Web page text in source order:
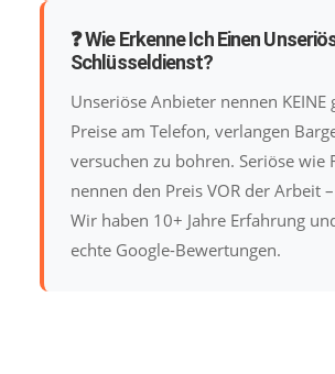
❓ Wie Erkenne Ich Einen
Schlüsseldienst?
Unseriöse Anbieter nennen KEINE
Preise am Telefon, verlangen
versuchen zu bohren. Seriöse wie
nennen den Preis VOR der Arbeit
Wir haben 10+ Jahre Erfahrung
echte Google-Bewertungen.